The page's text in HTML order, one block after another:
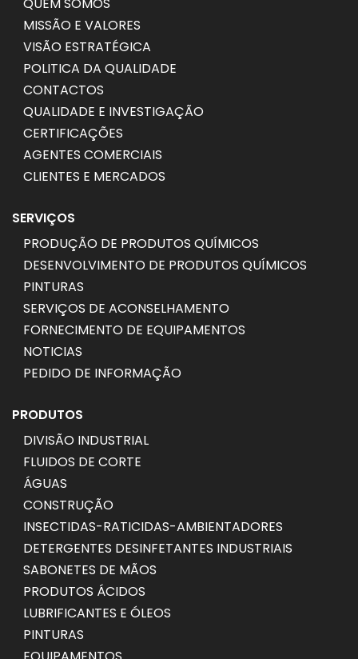
MISSÃO E VALORES
VISÃO ESTRATÉGICA
POLITICA DA QUALIDADE
CONTACTOS
QUALIDADE E INVESTIGAÇÃO
CERTIFICAÇÕES
AGENTES COMERCIAIS
CLIENTES E MERCADOS
SERVIÇOS
PRODUÇÃO DE PRODUTOS QUÍMICOS
DESENVOLVIMENTO DE PRODUTOS QUÍMICOS
PINTURAS
SERVIÇOS DE ACONSELHAMENTO
FORNECIMENTO DE EQUIPAMENTOS
NOTICIAS
PEDIDO DE INFORMAÇÃO
PRODUTOS
DIVISÃO INDUSTRIAL
FLUIDOS DE CORTE
ÁGUAS
CONSTRUÇÃO
INSECTIDAS-RATICIDAS-AMBIENTADORES
DETERGENTES DESINFETANTES INDUSTRIAIS
SABONETES DE MÃOS
PRODUTOS ÁCIDOS
LUBRIFICANTES E ÓLEOS
PINTURAS